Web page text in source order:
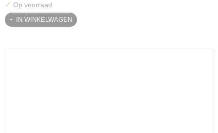
✓ Op voorraad
IN WINKELWAGEN